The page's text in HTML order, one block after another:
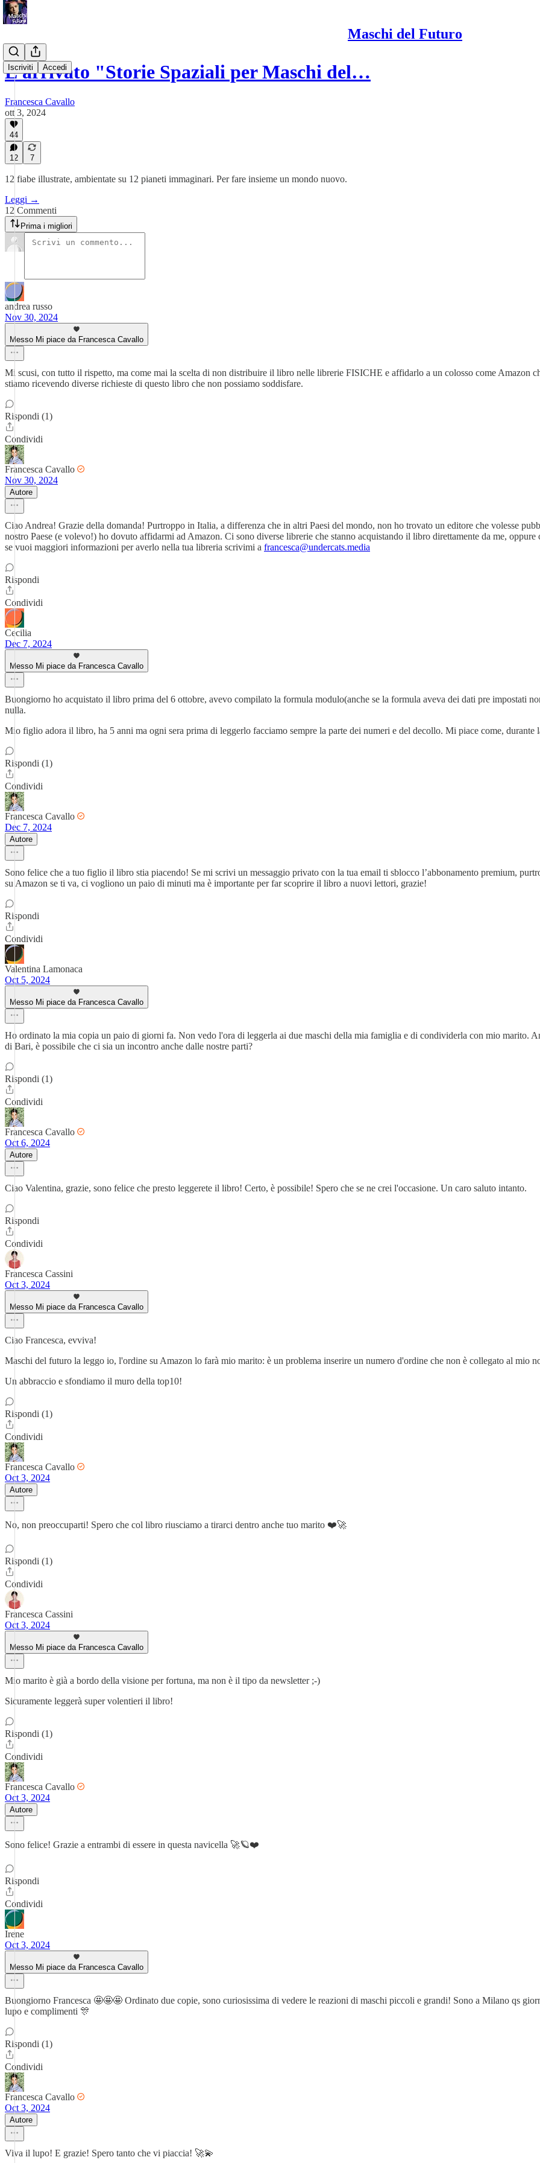
Maschi del Futuro
Iscriviti Accedi
È arrivato "Storie Spaziali per Maschi del…
Francesca Cavallo
ott 3, 2024
44
12 7
12 fiabe illustrate, ambientate su 12 pianeti immaginari. Per fare insieme un mondo nuovo.
Leggi →
12 Commenti
Prima i migliori
andrea russo
Nov 30, 2024
Messo Mi piace da Francesca Cavallo
Mi scusi, con tutto il rispetto, ma come mai la scelta di non distribuire il libro nelle librerie FISICHE e affidarlo a un colosso come Amazon
stiamo ricevendo diverse richieste di questo libro che non possiamo soddisfare.
Rispondi (1)
Condividi
Francesca Cavallo
Nov 30, 2024
Autore
Ciao Andrea! Grazie della domanda! Purtroppo in Italia, a differenza che in altri Paesi del mondo, non ho trovato un editore che volesse
nostro Paese (e volevo!) ho dovuto affidarmi ad Amazon. Ci sono diverse librerie che stanno acquistando il libro direttamente da me,
se vuoi maggiori informazioni per averlo nella tua libreria scrivimi a francesca@undercats.media
Rispondi
Condividi
Cecilia
Dec 7, 2024
Messo Mi piace da Francesca Cavallo
Buongiorno ho acquistato il libro prima del 6 ottobre, avevo compilato la formula modulo(anche se la formula aveva dei dati pre impostati
nulla.
Mio figlio adora il libro, ha 5 anni ma ogni sera prima di leggerlo facciamo sempre la parte dei numeri e del decollo. Mi piace come, durante
Rispondi (1)
Condividi
Francesca Cavallo
Dec 7, 2024
Autore
Sono felice che a tuo figlio il libro stia piacendo! Se mi scrivi un messaggio privato con la tua email ti sblocco l’abbonamento premium,
su Amazon se ti va, ci vogliono un paio di minuti ma è importante per far scoprire il libro a nuovi lettori, grazie!
Rispondi
Condividi
Valentina Lamonaca
Oct 5, 2024
Messo Mi piace da Francesca Cavallo
Ho ordinato la mia copia un paio di giorni fa. Non vedo l'ora di leggerla ai due maschi della mia famiglia e di condividerla con mio marito.
di Bari, è possibile che ci sia un incontro anche dalle nostre parti?
Rispondi (1)
Condividi
Francesca Cavallo
Oct 6, 2024
Autore
Ciao Valentina, grazie, sono felice che presto leggerete il libro! Certo, è possibile! Spero che se ne crei l'occasione. Un caro saluto intanto.
Rispondi
Condividi
Francesca Cassini
Oct 3, 2024
Messo Mi piace da Francesca Cavallo
Ciao Francesca, evviva!
Maschi del futuro la leggo io, l'ordine su Amazon lo farà mio marito: è un problema inserire un numero d'ordine che non è collegato al mio
Un abbraccio e sfondiamo il muro della top10!
Rispondi (1)
Condividi
Francesca Cavallo
Oct 3, 2024
Autore
No, non preoccuparti! Spero che col libro riusciamo a tirarci dentro anche tuo marito ❤️🚀
Rispondi (1)
Condividi
Francesca Cassini
Oct 3, 2024
Messo Mi piace da Francesca Cavallo
Mio marito è già a bordo della visione per fortuna, ma non è il tipo da newsletter ;-)
Sicuramente leggerà super volentieri il libro!
Rispondi (1)
Condividi
Francesca Cavallo
Oct 3, 2024
Autore
Sono felice! Grazie a entrambi di essere in questa navicella 🚀🪐❤️
Rispondi
Condividi
Irene
Oct 3, 2024
Messo Mi piace da Francesca Cavallo
Buongiorno Francesca 🤩🤩🤩 Ordinato due copie, sono curiosissima di vedere le reazioni di maschi piccoli e grandi! Sono a Milano qs
lupo e complimenti 🎊
Rispondi (1)
Condividi
Francesca Cavallo
Oct 3, 2024
Autore
Viva il lupo! E grazie! Spero tanto che vi piaccia! 🚀💫